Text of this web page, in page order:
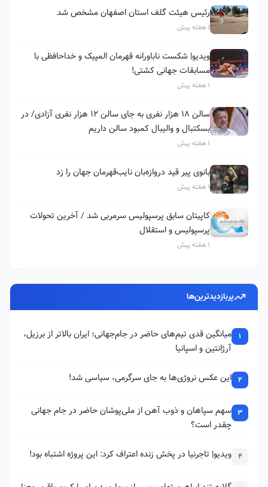
رئیس هیئت گلف استان اصفهان مشخص شد
1 هفته پیش
ویدیو| شکست ناباورانه قهرمان المپیک و خداحافظی با
مسابقات جهانی کشتی!
1 هفته پیش
سالن ۱۸ هزار نفری به جای سالن ۱۲ هزار نفری آزادی/ در
بسکتبال و والیبال کمبود سالن داریم
1 هفته پیش
بانوی پیر قید دروازه‌بان نایب‌قهرمان جهان را زد
1 هفته پیش
کاپیتان سابق پرسپولیس سرمربی شد / آخرین تحولات
پرسپولیس و استقلال
1 هفته پیش
پربازدیدترین‌ها
1
میانگین قدی تیم‌های حاضر در جام‌جهانی؛ ایران بالاتر از برزیل،
آرژانتین و اسپانیا
2 این عکس نروژی‌ها به جای سرگرمی، سیاسی شد!
3 سهم سپاهان و ذوب آهن از ملی‌پوشان حاضر در جام جهانی
چقدر است؟
4 ویدیو| تاجرنیا در پخش زنده اعتراف کرد: این پروژه اشتباه بود!